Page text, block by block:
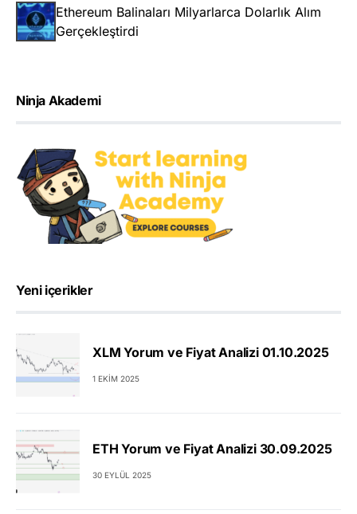
Ethereum Balinaları Milyarlarca Dolarlık Alım
Gerçekleştirdi
Ninja Akademi
Yeni içerikler
XLM Yorum ve Fiyat Analizi 01.10.2025
1 EKIM 2025
ETH Yorum ve Fiyat Analizi 30.09.2025
30 EYLÜL 2025